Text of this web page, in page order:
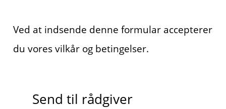
Ved at indsende denne formular accepterer
du vores vilkår og betingelser.
Send til rådgiver